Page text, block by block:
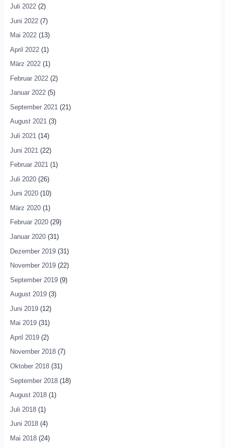
Juli 2022(2)
Juni 2022(7)
Mai 2022(13)
April 2022(1)
März 2022(1)
Februar 2022(2)
Januar 2022(5)
September 2021 (21)
August 2021(3)
Juli 2021(14)
Juni 2021 (22)
Februar 2021(1)
Juli 2020(26)
Juni 2020(10)
März 2020(1)
Februar 2020(29)
Januar 2020(31)
Dezember 2019(31)
November 2019(22)
September 2019(9)
August 2019(3)
Juni 2019(12)
Mai 2019(31)
April 2019(2)
November 2018(7)
Oktober 2018(31)
September 2018(18)
August 2018(1)
Juli 2018(1)
Juni 2018(4)
Mai 2018(24)